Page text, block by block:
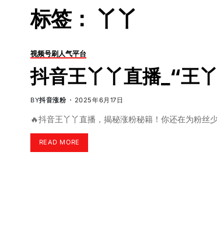
标签： 丫丫
视频号刷人气平台
抖音王丫丫直播_“王
BY抖音涨粉 2025年6月17日
🔥抖音王丫丫直播，揭秘涨粉秘籍！你还在为粉丝
READ MORE